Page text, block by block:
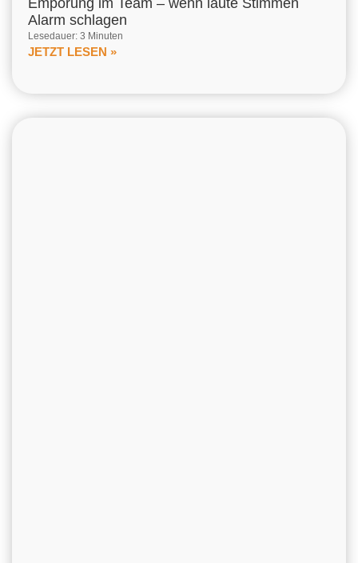
Alarm schlagen
Lesedauer: 3 Minuten
JETZT LESEN »